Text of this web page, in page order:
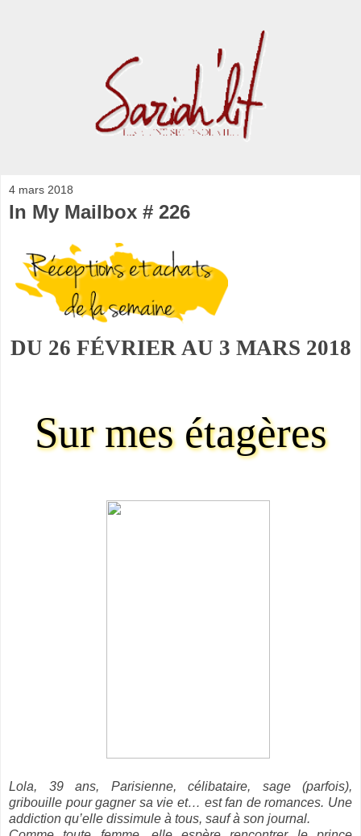
4 mars 2018
In My Mailbox # 226
DU 26 FÉVRIER AU 3 MARS 2018
Sur mes étagères
Lola, 39 ans, Parisienne, célibataire, sage (parfois),
gribouille pour gagner sa vie et… est fan de romances. Une
addiction qu’elle dissimule à tous, sauf à son journal.